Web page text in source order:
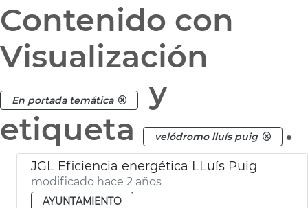
Contenido con
Visualización
En portada temática
y
etiqueta
velódromo lluís puig .
JGL Eficiencia energética LLuís Puig
modificado hace 2 años
AYUNTAMIENTO